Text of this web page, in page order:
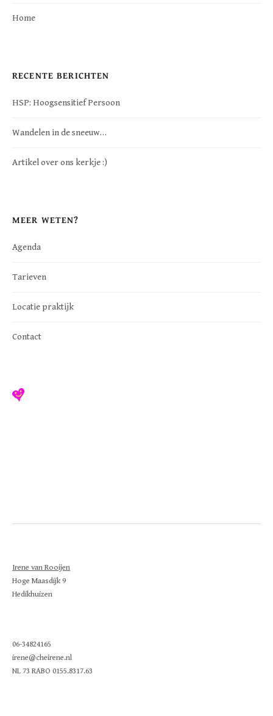
Home
RECENTE BERICHTEN
HSP: Hoogsensitief Persoon
Wandelen in de sneeuw…
Artikel over ons kerkje :)
MEER WETEN?
Agenda
Tarieven
Locatie praktijk
Contact
Irene van Rooijen
Hoge Maasdijk 9
Hedikhuizen
06-34824165
irene@cheirene.nl
NL 73 RABO 0155.8317.63